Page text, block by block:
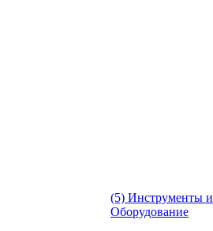
(5) Инструменты и
Оборудование